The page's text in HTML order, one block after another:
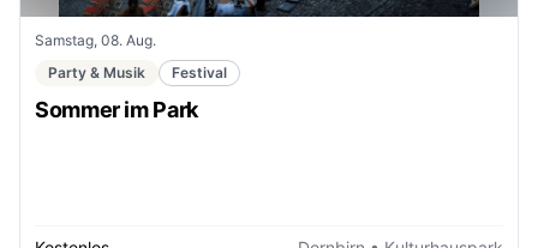
Samstag, 08. Aug.
Party & Musik
Festival
Sommer im Park